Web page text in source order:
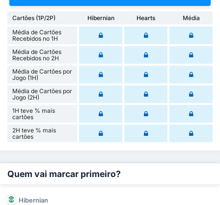
Cartões (1P/2P) Hibernian Hearts
Média
Média de Cartões
Recebidos no 1H
Média de Cartões
Recebidos no 2H
Média de Cartões por
Jogo (1H)
Média de Cartões por
Jogo (2H)
1H teve % mais
cartões
2H teve % mais
cartões
Quem vai marcar primeiro?
Hibernian